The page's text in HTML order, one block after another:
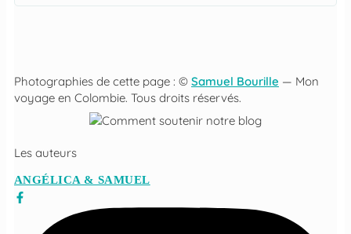
Photographies de cette page : © Samuel Bourille — Mon
voyage en Colombie. Tous droits réservés.
Les auteurs
ANGÉLICA & SAMUEL